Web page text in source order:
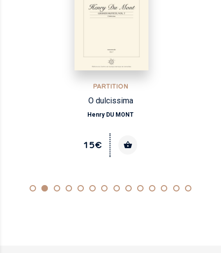
PARTITION
O dulcissima
Henry DU MONT
15€